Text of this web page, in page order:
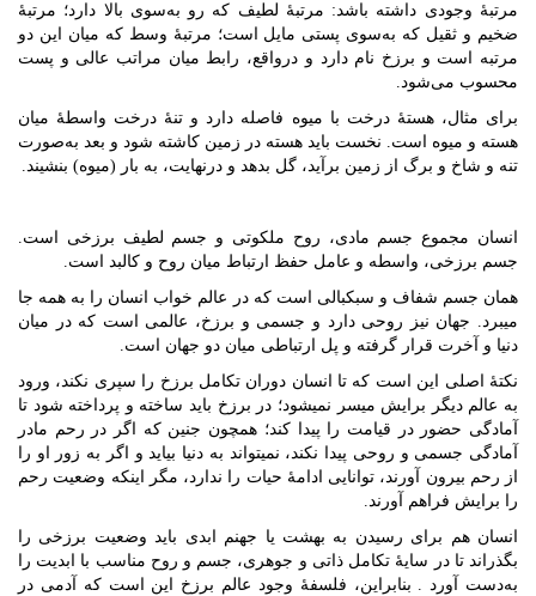
مرتبۀ وجودی داشته باشد: مرتبۀ لطیف که رو به‌سوی بالا دارد؛ مرتبۀ
ضخیم و ثقیل که به‌سوی پستی مایل است؛ مرتبۀ وسط که میان این دو
مرتبه است و برزخ نام دارد و درواقع، رابط میان مراتب عالی و پست
محسوب می‌شود.
برای مثال، هستۀ درخت با میوه فاصله دارد و تنۀ درخت واسطۀ میان
هسته و میوه است. نخست باید هسته در زمین کاشته شود و بعد به‌صورت
تنه و شاخ و برگ از زمین برآید، گل بدهد و درنهایت، به بار (میوه) بنشیند.
انسان مجموع جسم مادی، روح ملکوتی و جسم لطیف برزخی است.
جسم برزخی، واسطه و عامل حفظ ارتباط میان روح و کالبد است.
همان جسم شفاف و سبکبالی است که در عالم خواب انسان را به همه جا
می‏برد. جهان نیز روحی دارد و جسمی و برزخ، عالمی است که در میان
دنیا و آخرت قرار گرفته و پل ارتباطی میان دو جهان است.
نکتۀ اصلی این است که تا انسان دوران تکامل برزخ را سپری نکند، ورود
به عالم دیگر برایش میسر نمی‏شود؛ در برزخ باید ساخته و پرداخته شود تا
آمادگی حضور در قیامت را پیدا کند؛ همچون جنین که اگر در رحم مادر
آمادگی جسمی و روحی پیدا نکند، نمی‏تواند به دنیا بیاید و اگر به زور او را
از رحم بیرون آورند، توانایی ادامۀ حیات را ندارد، مگر اینکه وضعیت رحم
را برایش فراهم آورند.
انسان هم برای رسیدن به بهشت یا جهنم ابدی باید وضعیت برزخی را
بگذراند تا در سایۀ تکامل ذاتی و جوهری، جسم و روح مناسب با ابدیت را
به‌دست آورد . بنابراین، فلسفۀ وجود عالم برزخ این است که آدمی در